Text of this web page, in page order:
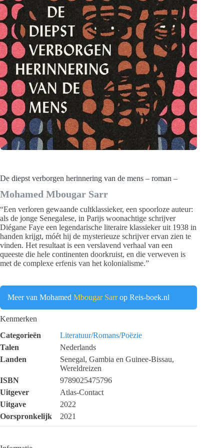
De diepst verborgen herinnering van de mens – roman –
Mohamed Mbougar Sarr
“Een verloren gewaande cultklassieker, een spoorloze auteur:
als de jonge Senegalese, in Parijs woonachtige schrijver
Diégane Faye een legendarische literaire klassieker uit 1938 in
handen krijgt, móét hij de mysterieuze schrijver ervan zien te
vinden. Het resultaat is een verslavend verhaal van een
queeste die hele continenten doorkruist, en die verweven is
met de complexe erfenis van het kolonialisme.”
Meer van Mohamed Mbougar Sarrop Reis-boek.nl
Kenmerken
Categorieën
Literatuur/Romans/Poëzie
Talen
Nederlands
Landen
Senegal, Gambia en Guinee-Bissau,
Wereldreizen
ISBN
9789025475796
Uitgever
Atlas-Contact
Uitgave
2022
Oorspronkelijk
2021